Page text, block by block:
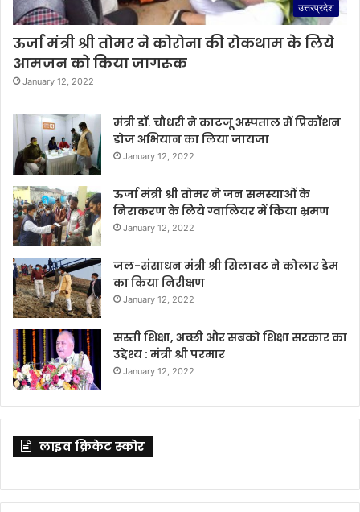
उत्तरप्रदेश
ऊर्जा मंत्री श्री तोमर ने कोरोना की रोकथाम के लिये
आमजन को किया जागरूक
January 12, 2022
मंत्री डॉ. चौधरी ने काटजू अस्पताल में प्रिकॉशन
डोज अभियान का लिया जायजा
January 12, 2022
ऊर्जा मंत्री श्री तोमर ने जन समस्याओं के
निराकरण के लिये ग्वालियर में किया भ्रमण
January 12, 2022
जल-संसाधन मंत्री श्री सिलावट ने कोलार डेम
का किया निरीक्षण
January 12, 2022
सस्ती शिक्षा, अच्छी और सबको शिक्षा सरकार का
उद्देश्य : मंत्री श्री परमार
January 12, 2022
लाइव क्रिकेट स्कोर